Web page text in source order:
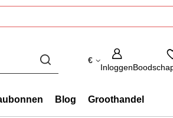
€
Inloggen
Blog Groothandel